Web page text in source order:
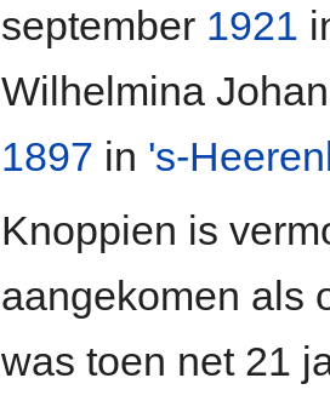
september 1921
Wilhelmina
1897 in 's-
Knoppien is
aangekomen als
was toen net 21